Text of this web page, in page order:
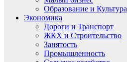
Образование и Культура
Экономика
Дороги и Транспорт
ЖКХ и Строительство
Занятость
Промышленность